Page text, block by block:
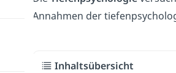
Annahmen der
Inhaltsübersicht